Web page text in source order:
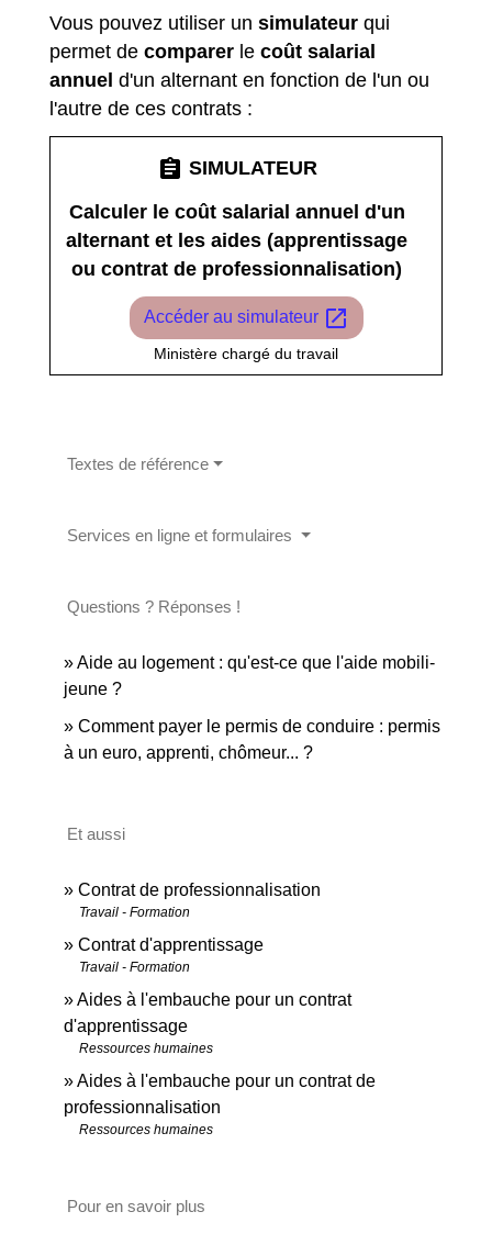
Vous pouvez utiliser un simulateur qui
permet de comparer le coût salarial
annuel d'un alternant en fonction de l'un ou
l'autre de ces contrats :
assignment SIMULATEUR
Calculer le coût salarial annuel d'un
alternant et les aides (apprentissage
ou contrat de professionnalisation)
Accéder au simulateur open_in_new
Ministère chargé du travail
Textes de référence
Services en ligne et formulaires
Questions ? Réponses !
Aide au logement : qu'est-ce que l'aide mobili-
jeune ?
Comment payer le permis de conduire : permis
à un euro, apprenti, chômeur... ?
Et aussi
Contrat de professionnalisation
Travail - Formation
Contrat d'apprentissage
Travail - Formation
Aides à l'embauche pour un contrat
d'apprentissage
Ressources humaines
Aides à l'embauche pour un contrat de
professionnalisation
Ressources humaines
Pour en savoir plus